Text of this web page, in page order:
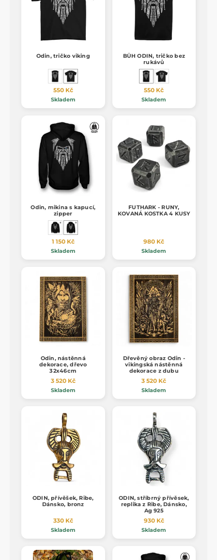
Odin, tričko viking
550 Kč
Skladem
BŮH ODIN, tričko bez
rukávů
550 Kč
Skladem
Odin, mikina s kapucí,
zipper
1 150 Kč
Skladem
FUTHARK - RUNY,
KOVANÁ KOSTKA 4 KUSY
980 Kč
Skladem
Odin, nástěnná
dekorace, dřevo
32x46cm
3 520 Kč
Skladem
Dřevěný obraz Odin -
vikingská nástěnná
dekorace z dubu
3 520 Kč
Skladem
ODIN, přívěšek, Ribe,
Dánsko, bronz
330 Kč
Skladem
ODIN, stříbrný přívěsek,
replika z Ribe, Dánsko,
Ag 925
930 Kč
Skladem